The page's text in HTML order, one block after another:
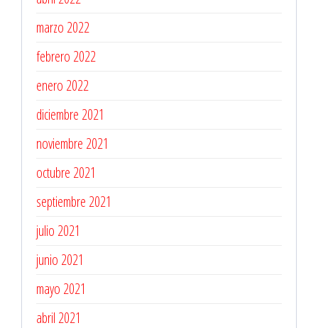
marzo 2022
febrero 2022
enero 2022
diciembre 2021
noviembre 2021
octubre 2021
septiembre 2021
julio 2021
junio 2021
mayo 2021
abril 2021